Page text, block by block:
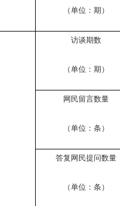
（单位：期）
访谈期数
（单位：期）
网民留言数量
（单位：条）
答复网民提问数量
（单位：条）